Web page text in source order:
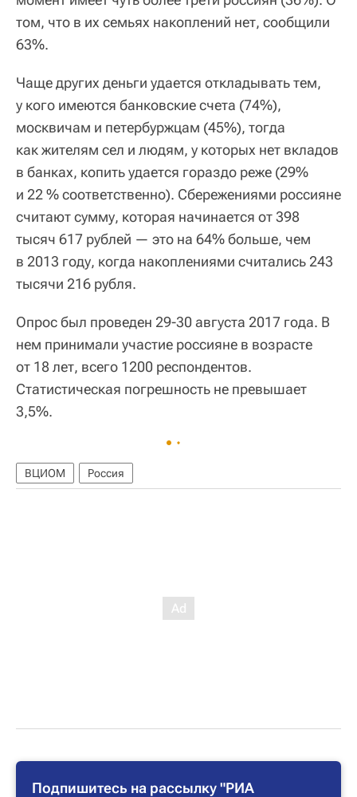
том, что в их семьях накоплений нет, сообщили
63%.
Чаще других деньги удается откладывать тем,
у кого имеются банковские счета (74%),
москвичам и петербуржцам (45%), тогда
как жителям сел и людям, у которых нет вкладов
в банках, копить удается гораздо реже (29%
и 22 % соответственно). Сбережениями россияне
считают сумму, которая начинается от 398
тысяч 617 рублей — это на 64% больше, чем
в 2013 году, когда накоплениями считались 243
тысячи 216 рубля.
Опрос был проведен 29-30 августа 2017 года. В
нем принимали участие россияне в возрасте
от 18 лет, всего 1200 респондентов.
Статистическая погрешность не превышает
3,5%.
ВЦИОМ Россия
Подпишитесь на рассылку "РИА